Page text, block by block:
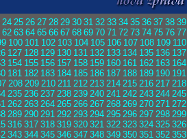
24 25 26 27 28 29 30 31 32 33 34 35 36 37 38 39
62 63 64 65 66 67 68 69 70 71 72 73 74 75 76 77
100 101 102 103 104 105 106 107 108 109 110
127 128 129 130 131 132 133 134 135 136 137
154 155 156 157 158 159 160 161 162 163 164
181 182 183 184 185 186 187 188 189 190 191
208 209 210 211 212 213 214 215 216 217 218
235 236 237 238 239 240 241 242 243 244 245
262 263 264 265 266 267 268 269 270 271 272
289 290 291 292 293 294 295 296 297 298 299
316 317 318 319 320 321 322 323 324 325 326
343 344 345 346 347 348 349 350 351 352 353